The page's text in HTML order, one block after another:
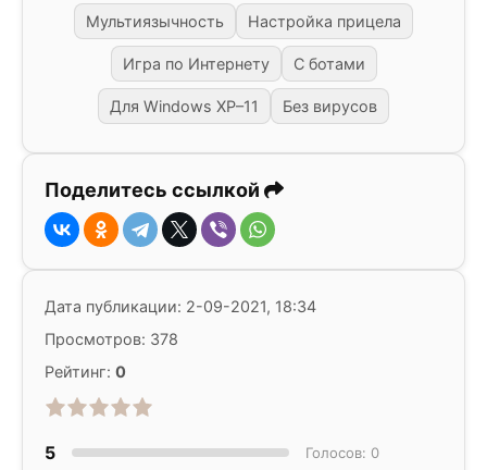
Мультиязычность Настройка прицела
Игра по Интернету С ботами
Для Windows XP–11 Без вирусов
Поделитесь ссылкой
Дата публикации: 2-09-2021, 18:34
Просмотров: 378
Рейтинг: 0
5 Голосов: 0